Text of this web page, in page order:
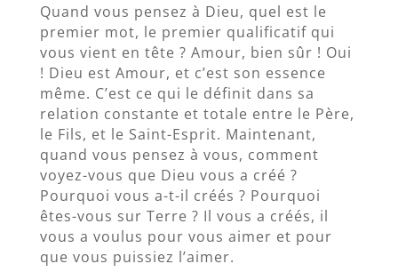
Quand vous pensez à Dieu, quel est le
premier mot, le premier qualificatif qui
vous vient en tête ? Amour, bien sûr ! Oui
! Dieu est Amour, et c’est son essence
même. C’est ce qui le définit dans sa
relation constante et totale entre le Père,
le Fils, et le Saint-Esprit. Maintenant,
quand vous pensez à vous, comment
voyez-vous que Dieu vous a créé ?
Pourquoi vous a-t-il créés ? Pourquoi
êtes-vous sur Terre ? Il vous a créés, il
vous a voulus pour vous aimer et pour
que vous puissiez l’aimer.